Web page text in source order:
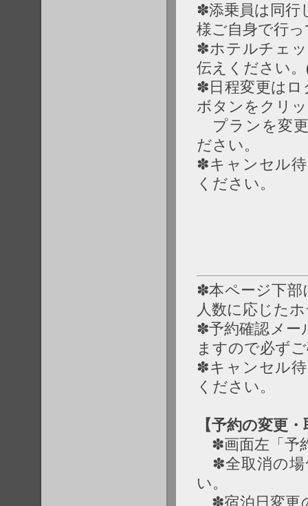
✽添乗員は同行
様ご自身で行
✽ホテルチェ
伝えください
✽日程変更はロ
ボタンをクリ
プランを変
ださい。
✽キャンセル
ください。
✽本ページ下部
人数に応じた
✽予約確認メー
ますので必ず
✽キャンセル
ください。
【予約の変更
✽画面左「予
✽全取消の場
い。
✽宿泊日変更